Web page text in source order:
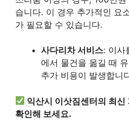
습니다. 이 경우 추가적인 요
가 필요할 수 있습니다.
사다리차 서비스: 이사
에서 물건을 옮길 때
추가 비용이 발생합니
익산시 이삿짐센터의 최신
확인해 보세요.